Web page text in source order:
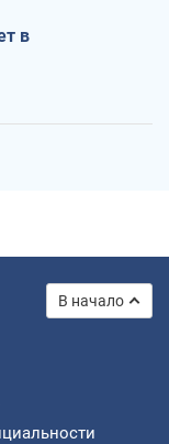
в
В начало